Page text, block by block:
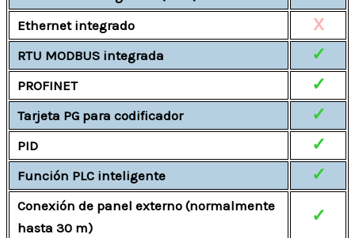
Ethernet integrado X
RTU MODBUS integrada ✓
PROFINET ✓
Tarjeta PG para codificador ✓
PID ✓
Función PLC inteligente ✓
Conexión de panel externo (normalmente
hasta 30 m)
✓